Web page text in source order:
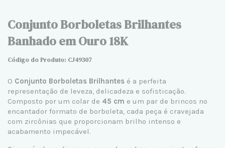
Conjunto Borboletas Brilhantes
Banhado em Ouro 18K
Código do Produto: CJ49307
O Conjunto Borboletas Brilhantes é a perfeita
representação de leveza, delicadeza e sofisticação.
Composto por um colar de 45 cm e um par de brincos no
encantador formato de borboleta, cada peça é cravejada
com zircônias que proporcionam brilho intenso e
acabamento impecável.